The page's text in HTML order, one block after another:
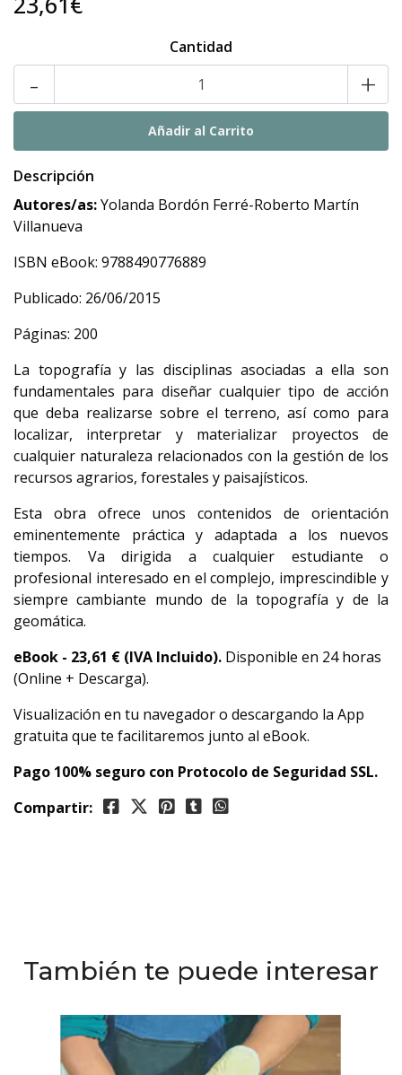
Cantidad
- +
Descripción
Autores/as:Yolanda Bordón Ferré-Roberto Martín
Villanueva
ISBN eBook: 9788490776889
Publicado: 26/06/2015
Páginas: 200
La topografía y las disciplinas asociadas a ella son
fundamentales para diseñar cualquier tipo de acción
que deba realizarse sobre el terreno, así como para
localizar, interpretar y materializar proyectos de
cualquier naturaleza relacionados con la gestión de los
recursos agrarios, forestales y paisajísticos.
Esta obra ofrece unos contenidos de orientación
eminentemente práctica y adaptada a los nuevos
tiempos. Va dirigida a cualquier estudiante o
profesional interesado en el complejo, imprescindible y
siempre cambiante mundo de la topografía y de la
geomática.
eBook - 23,61 € (IVA Incluido). Disponible en 24 horas
(Online + Descarga).
Visualización en tu navegador o descargando la App
gratuita que te facilitaremos junto al eBook.
Pago 100% seguro con Protocolo de Seguridad SSL.
Compartir:
También te puede interesar